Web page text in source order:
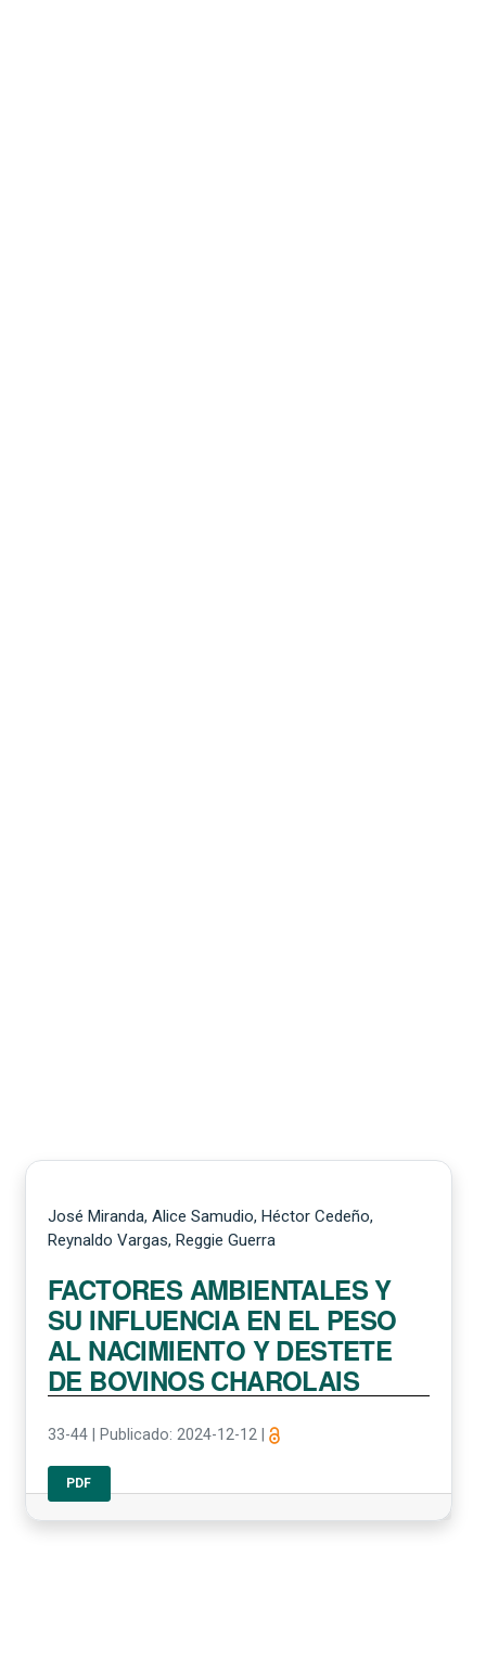
José Miranda, Alice Samudio, Héctor Cedeño,
Reynaldo Vargas, Reggie Guerra
FACTORES AMBIENTALES Y
SU INFLUENCIA EN EL PESO
AL NACIMIENTO Y DESTETE
DE BOVINOS CHAROLAIS
33-44 Publicado: 2024-12-12
PDF